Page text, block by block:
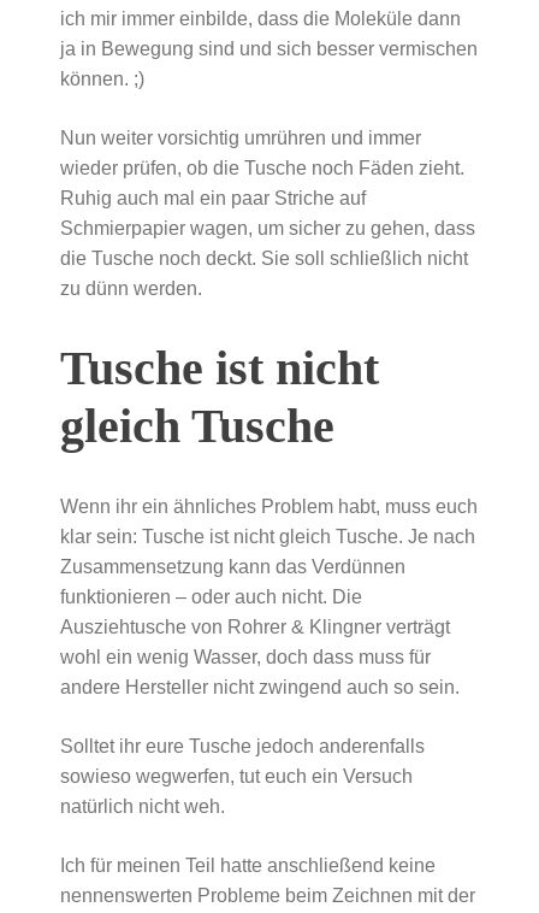
ich mir immer einbilde, dass die Moleküle dann
ja in Bewegung sind und sich besser vermischen
können. ;)
Nun weiter vorsichtig umrühren und immer
wieder prüfen, ob die Tusche noch Fäden zieht.
Ruhig auch mal ein paar Striche auf
Schmierpapier wagen, um sicher zu gehen, dass
die Tusche noch deckt. Sie soll schließlich nicht
zu dünn werden.
Tusche ist nicht
gleich Tusche
Wenn ihr ein ähnliches Problem habt, muss euch
klar sein: Tusche ist nicht gleich Tusche. Je nach
Zusammensetzung kann das Verdünnen
funktionieren – oder auch nicht. Die
Ausziehtusche von Rohrer & Klingner verträgt
wohl ein wenig Wasser, doch dass muss für
andere Hersteller nicht zwingend auch so sein.
Solltet ihr eure Tusche jedoch anderenfalls
sowieso wegwerfen, tut euch ein Versuch
natürlich nicht weh.
Ich für meinen Teil hatte anschließend keine
nennenswerten Probleme beim Zeichnen mit der